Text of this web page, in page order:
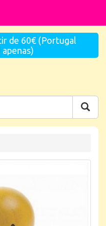
de 60€ (Portugal